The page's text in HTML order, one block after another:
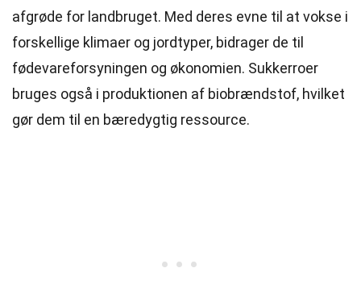
afgrøde for landbruget. Med deres evne til at vokse i
forskellige klimaer og jordtyper, bidrager de til
fødevareforsyningen og økonomien. Sukkerroer
bruges også i produktionen af biobrændstof, hvilket
gør dem til en bæredygtig ressource.